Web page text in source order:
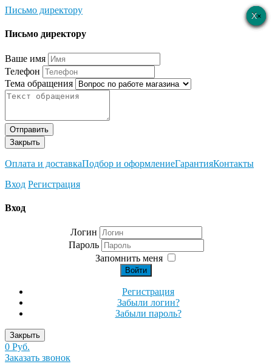
Письмо директору
×
Письмо директору
Ваше имя
Телефон
Тема обращения
Отправить
Закрыть
Оплата и доставкаПодбор и оформлениеГарантияКонтакты
Вход Регистрация
×
Вход
Логин
Пароль
Запомнить меня
Войти
Регистрация
Забыли логин?
Забыли пароль?
Закрыть
0 Руб.
Заказать звонок
×
×
×